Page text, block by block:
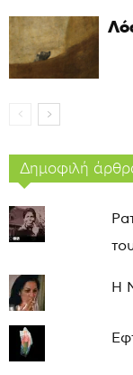
Δημοφιλή
Η